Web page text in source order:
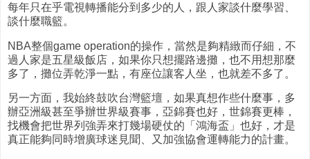
每年只在乎電視轉播能分到多少的人，跟人家談什麼學習、
談什麼職籃。
NBA整個game operation的操作，當然是夠精緻而仔細，不
過人家是五星級飯店，如果你只想擺路邊攤，也不用想那麼
多了，攤位弄乾淨一點，有座位讓客人坐，也就差不多了。
另一方面，我始終鼓吹台灣籃壇，如果真想作些什麼事，多
辦亞洲級甚至爭辦世界級賽事，亞錦賽也好，世錦賽更棒，
找機會把世界列強弄來打幾場硬仗的「鴻海盃」也好，才是
真正能夠同時增廣球迷見聞、又加強協會運轉能力的計畫。